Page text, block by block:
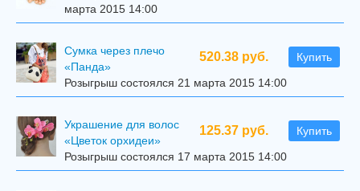
марта 2015 14:00
520.38 руб. Купить
Сумка через плечо
«Панда»
Розыгрыш состоялся 21 марта 2015 14:00
125.37 руб. Купить
Украшение для волос
«Цветок орхидеи»
Розыгрыш состоялся 17 марта 2015 14:00